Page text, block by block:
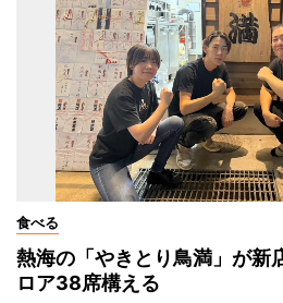
食べる
熱海の「やきとり鳥満」が
ロア38席構える